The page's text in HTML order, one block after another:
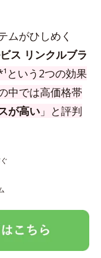
ムがひしめく
ス リンクルブラ
という2つの効果
中では高価格帯
が高い 」と評判